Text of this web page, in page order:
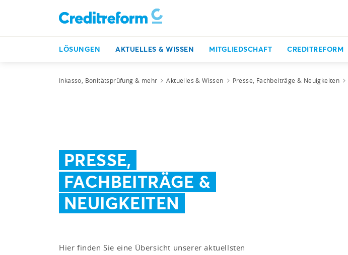
LÖSUNGEN AKTUELLES & WISSEN MITGLIEDSCHAFT CREDITREFORM
Inkasso, Bonitätsprüfung & mehr Aktuelles & Wissen Presse, Fachbeiträge & Neuigkeiten
PRESSE,
FACHBEITRÄGE &
NEUIGKEITEN
Hier finden Sie eine Übersicht unserer aktuellsten